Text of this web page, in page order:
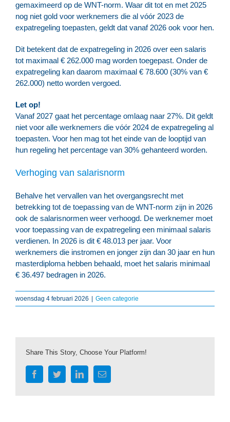
gemaximeerd op de WNT-norm. Waar dit tot en met 2025
nog niet gold voor werknemers die al vóór 2023 de
expatregeling toepasten, geldt dat vanaf 2026 ook voor hen.
Dit betekent dat de expatregeling in 2026 over een salaris
tot maximaal € 262.000 mag worden toegepast. Onder de
expatregeling kan daarom maximaal € 78.600 (30% van €
262.000) netto worden vergoed.
Let op!
Vanaf 2027 gaat het percentage omlaag naar 27%. Dit geldt
niet voor alle werknemers die vóór 2024 de expatregeling al
toepasten. Voor hen mag tot het einde van de looptijd van
hun regeling het percentage van 30% gehanteerd worden.
Verhoging van salarisnorm
Behalve het vervallen van het overgangsrecht met
betrekking tot de toepassing van de WNT-norm zijn in 2026
ook de salarisnormen weer verhoogd. De werknemer moet
voor toepassing van de expatregeling een minimaal salaris
verdienen. In 2026 is dit € 48.013 per jaar. Voor
werknemers die instromen en jonger zijn dan 30 jaar en hun
masterdiploma hebben behaald, moet het salaris minimaal
€ 36.497 bedragen in 2026.
woensdag 4 februari 2026 Geen categorie
Share This Story, Choose Your Platform!
FacebookTwitterLinkedIn
E-
mail